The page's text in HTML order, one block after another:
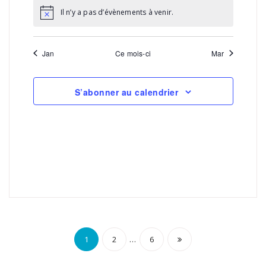
Il n’y a pas d’évènements à venir.
Jan Ce mois-ci Mar
S’abonner au calendrier
Pagination
1 2 … 6